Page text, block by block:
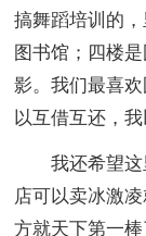
搞舞蹈培训的
图书馆；四楼
影。我们最喜
以互借互还，我
我还希望这
店可以卖冰激
方就天下第一棒